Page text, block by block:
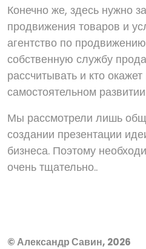
Конечно же, здесь нужно
продвижения товаров и
агентство по
собственную службу
рассчитывать и кто
самостоятельном
Мы рассмотрели лишь
создании презентации
бизнеса. Поэтому
очень тщательно..
© Александр Савин, 2026